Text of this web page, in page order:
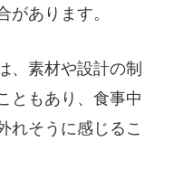
あります。
、素材や設計の制
ともあり、食事中
れそうに感じるこ